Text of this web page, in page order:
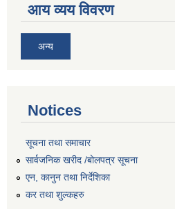
आय व्यय विवरण
अन्य
Notices
सूचना तथा समाचार
सार्वजनिक खरीद /बोलपत्र सूचना
एन, कानुन तथा निर्देशिका
कर तथा शुल्कहरु